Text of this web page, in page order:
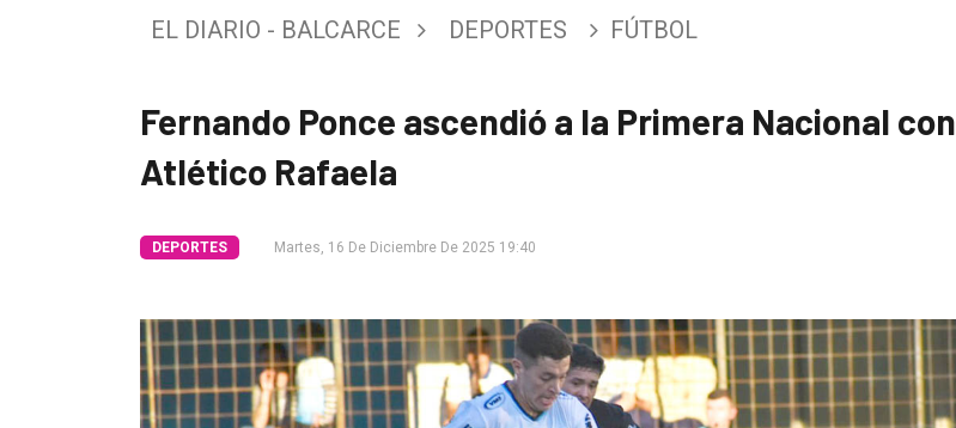
Entrevistas
Fúnebres
Empresa
Nosotros
EL DIARIO - BALCARCE DEPORTES FÚTBOL
Fernando Ponce ascendió a la Primera Nacional con
Atlético Rafaela
DEPORTES Martes, 16 De Diciembre De 2025 19:40